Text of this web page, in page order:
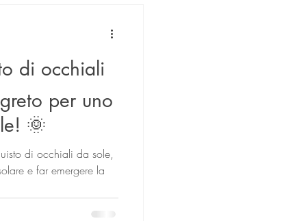
di occhiali
per uno
🌞
di occhiali da sole,
e far emergere la